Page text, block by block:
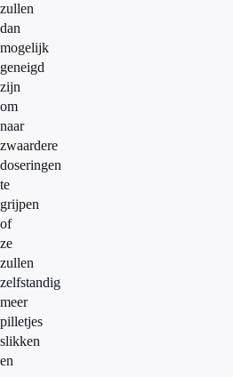
zullen
dan
mogelijk
geneigd
zijn
om
naar
zwaardere
doseringen
te
grijpen
of
ze
zullen
zelfstandig
meer
pilletjes
slikken
en